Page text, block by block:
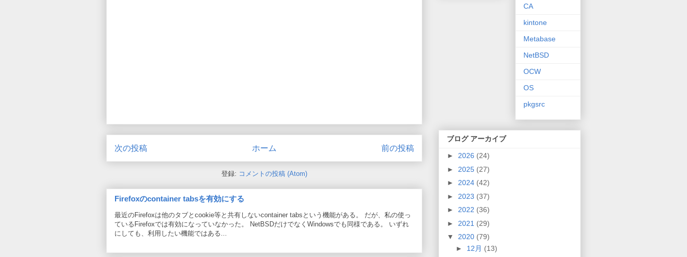
次の投稿 前の投稿
ホーム
登録: コメントの投稿 (Atom)
Firefoxのcontainer tabsを有効にする
最近のFirefoxは他のタブとcookie等と共有しないcontainer tabsという機能がある。 だが、私の使っ
ているFirefoxでは有効になっていなかった。 NetBSDだけでなくWindowsでも同様である。 いずれ
にしても、利用したい機能ではある...
CA
kintone
Metabase
NetBSD
OCW
OS
pkgsrc
ブログ アーカイブ
► 2026 (24)
► 2025 (27)
► 2024 (42)
► 2023 (37)
► 2022 (36)
► 2021 (29)
▼ 2020 (79)
► 12月 (13)